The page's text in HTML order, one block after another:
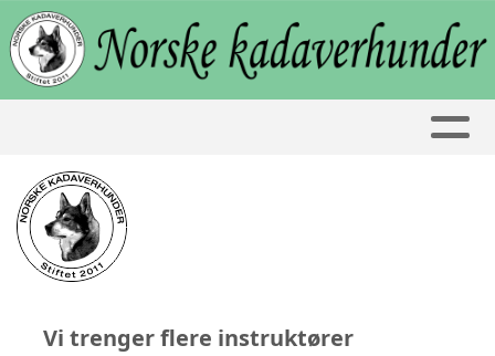
Vi trenger flere instruktører